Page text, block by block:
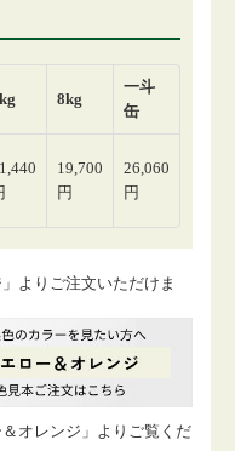
よりご注文いただけま
オレンジ」よりご覧くだ